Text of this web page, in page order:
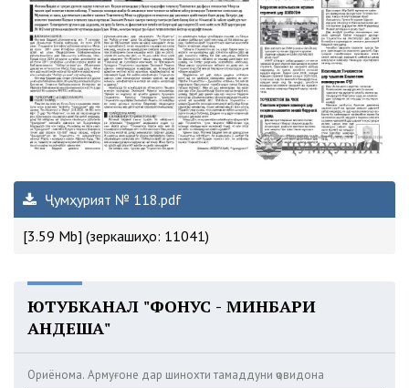
Ҷумҳурият № 118.pdf
[3.59 Mb] (зеркашиҳо: 11041)
ЮТУБКАНАЛ "ФОНУС - МИНБАРИ
АНДЕША"
Ориёнома. Армуғоне дар шинохти тамаддуни ҷовидона